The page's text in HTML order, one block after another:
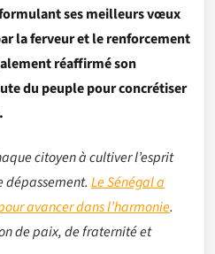
ses meilleurs vœux
la ferveur et le renforcement
réaffirmé son
du peuple pour concrétiser
citoyen à cultiver l’esprit
dépassement. Le Sénégal a
avancer dans l’harmonie.
de paix, de fraternité et